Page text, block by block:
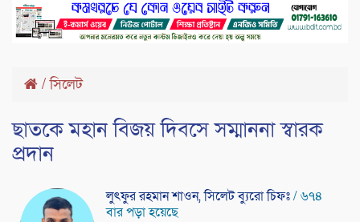
/সিলেট
ছাতকে মহান বিজয় দিবসে সম্মাননা স্বারক
প্রদান
লুৎফুর রহমান শাওন, সিলেট ব্যুরো চিফঃ/ ৬৭৪
বার পড়া হয়েছে